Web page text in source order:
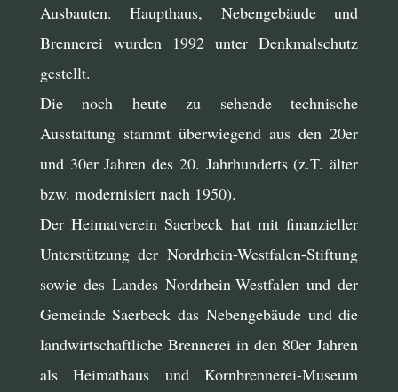
Ausbauten. Haupthaus, Nebengebäude und
Brennerei wurden 1992 unter Denkmalschutz
gestellt.
Die noch heute zu sehende technische
Ausstattung stammt überwiegend aus den 20er
und 30er Jahren des 20. Jahrhunderts (z.T. älter
bzw. modernisiert nach 1950).
Der Heimatverein Saerbeck hat mit finanzieller
Unterstützung der Nordrhein-Westfalen-Stiftung
sowie des Landes Nordrhein-Westfalen und der
Gemeinde Saerbeck das Nebengebäude und die
landwirtschaftliche Brennerei in den 80er Jahren
als Heimathaus und Kornbrennerei-Museum